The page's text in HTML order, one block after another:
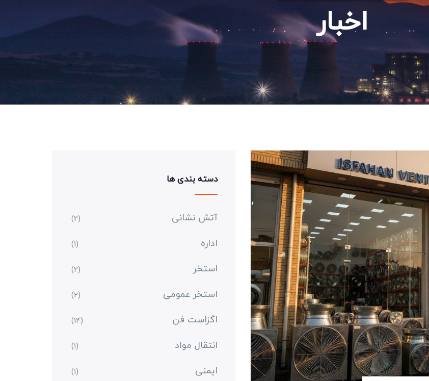
اخبار
دسته بندی ها
آتش نشانی (2)
اداره (1)
استخر (2)
استخر عمومی (2)
اگزاست فن (14)
انتقال مواد (1)
ایمنی (1)